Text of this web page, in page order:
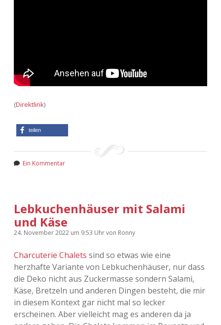
(Direktlink)
teilen
Ein Kommentar
Lebkuchenhäuser mit Salami
und Käse
24. November 2022 um 9:53 Uhrvon Ronny
Charcuterie Chalets sind so etwas wie eine
herzhafte Variante von Lebkuchenhäuser, nur dass
die Deko nicht aus Zuckermasse sondern Salami,
Käse, Bretzeln und anderen Dingen besteht, die mir
in diesem Kontext gar nicht mal so lecker
erscheinen. Aber vielleicht mag es anderen da ja